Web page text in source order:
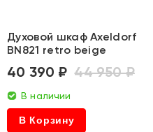
Духовой шкаф Axeldorf
BN821 retro beige
40 390 ₽ 44 950 ₽
В наличии
В Корзину